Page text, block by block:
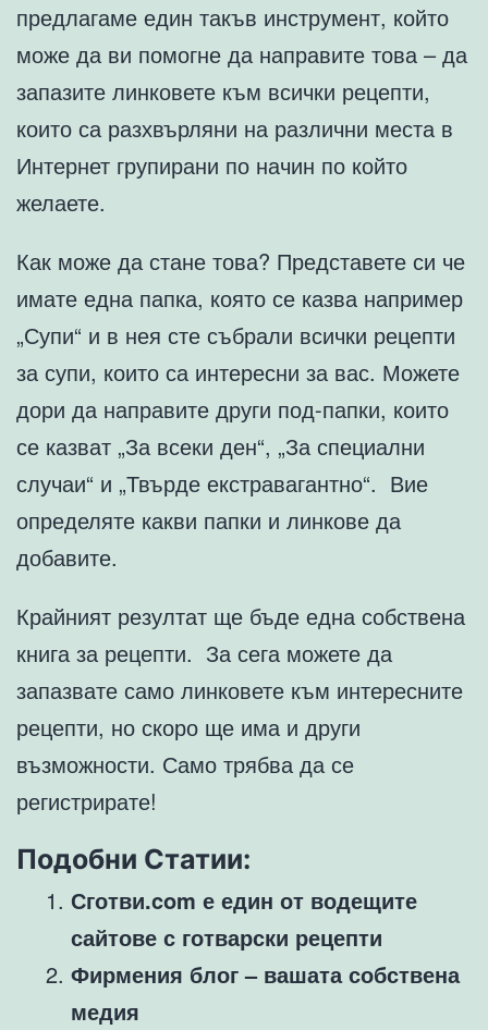
предлагаме един такъв инструмент, който
може да ви помогне да направите това – да
запазите линковете към всички рецепти,
които са разхвърляни на различни места в
Интернет групирани по начин по който
желаете.
Как може да стане това? Представете си че
имате една папка, която се казва например
„Супи“ и в нея сте събрали всички рецепти
за супи, които са интересни за вас. Можете
дори да направите други под-папки, които
се казват „За всеки ден“, „За специални
случаи“ и „Твърде екстравагантно“. Вие
определяте какви папки и линкове да
добавите.
Крайният резултат ще бъде една собствена
книга за рецепти. За сега можете да
запазвате само линковете към интересните
рецепти, но скоро ще има и други
възможности. Само трябва да се
регистрирате!
Подобни Статии:
Сготви.com е един от водещите
сайтове с готварски рецепти
Фирмения блог – вашата собствена
медия